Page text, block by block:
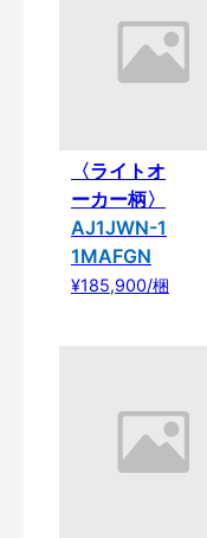
〈ライトオ
ーカー柄〉
AJ1JWN-1
1MAFGN
¥185,900/梱